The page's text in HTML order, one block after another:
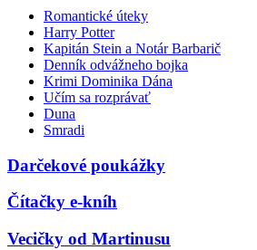
Romantické úteky
Harry Potter
Kapitán Stein a Notár Barbarič
Denník odvážneho bojka
Krimi Dominika Dána
Učím sa rozprávať
Duna
Smradi
Darčekové poukážky
Čítačky e-kníh
Vecičky od Martinusu